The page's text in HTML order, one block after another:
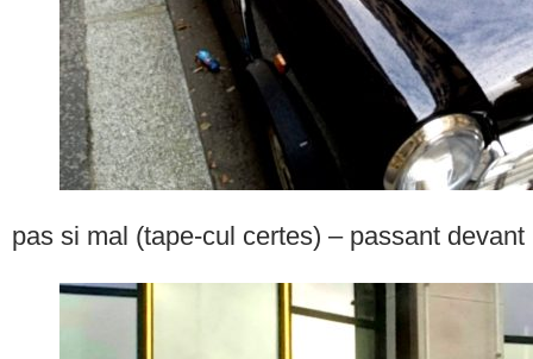
pas si mal (tape-cul certes) – passant